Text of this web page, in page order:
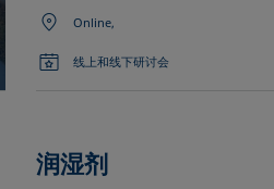
Online,
线上和线下研讨会
润湿剂